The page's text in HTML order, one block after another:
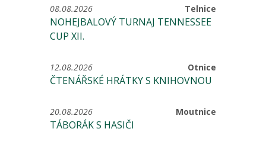
Telnice
08.08.2026
NOHEJBALOVÝ TURNAJ TENNESSEE
CUP XII.
Otnice
12.08.2026
ČTENÁŘSKÉ HRÁTKY S KNIHOVNOU
Moutnice
20.08.2026
TÁBORÁK S HASIČI